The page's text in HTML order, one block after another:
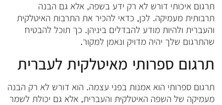
תרגום איכותי דורש לא רק ידע בשפה, אלא גם הבנה
תרבותית מעמיקה. לכן, כדאי להכיר את התרבות האיטלקית
והעברית ולהיות מודע להבדלים ביניהן. כך תוכל להבטיח
שהתרגום שלך יהיה מדויק ונאמן למקור.
תרגום ספרותי מאיטלקית לעברית
תרגום ספרותי הוא אמנות בפני עצמה. הוא דורש לא רק הבנה
מעמיקה של השפה האיטלקית והעברית, אלא גם יכולת לשמר